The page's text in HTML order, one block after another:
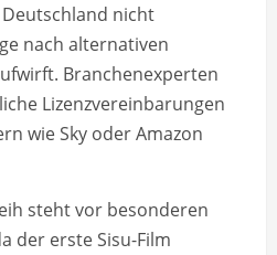
nicht
nach alternativen
Branchenexperten
Lizenzvereinbarungen
wie Sky oder Amazon
steht vor besonderen
der erste Sisu-Film